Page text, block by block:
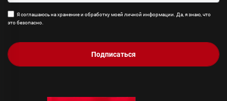
Я соглашаюсь на хранение и обработку моей личной информации. Да, я знаю, что
это безопасно.
Подписаться